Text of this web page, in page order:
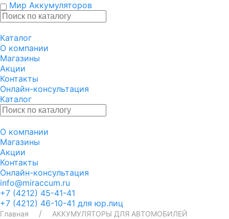
Мир Аккумуляторов
Каталог
О компании
Магазины
Акции
Контакты
Онлайн-консультация
Каталог
О компании
Магазины
Акции
Контакты
Онлайн-консультация
info@miraccum.ru
+7 (4212) 45-41-41
+7 (4212) 46-10-41 для юр.лиц
Главная
АККУМУЛЯТОРЫ ДЛЯ АВТОМОБИЛЕЙ